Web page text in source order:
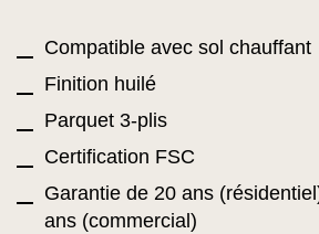
Compatible avec sol chauffant
Finition huilé
Parquet 3-plis
Certification FSC
Garantie de 20 ans
ans (commercial)